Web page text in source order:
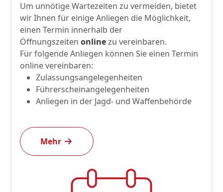
Um unnötige Wartezeiten zu vermeiden, bietet
wir Ihnen für einige Anliegen die Möglichkeit,
einen Termin innerhalb der
Öffnungszeiten onlinezu vereinbaren.
Für folgende Anliegen können Sie einen Termin
online vereinbaren:
Zulassungsangelegenheiten
Führerscheinangelegenheiten
Anliegen in der Jagd- und Waffenbehörde
Mehr